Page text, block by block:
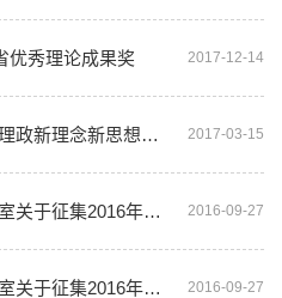
优秀理论成果奖 2017-12-14
十八大以来习近平总书记治国理政新理念新思想新战略学术研讨会 预通知 2017-03-15
转发江苏省哲学社会科学办公室关于征集2016年度省重大招标项目选题的通知 2016-09-27
转发江苏省哲学社会科学办公室关于征集2016年度省重大招标项目选题的通知 2016-09-27